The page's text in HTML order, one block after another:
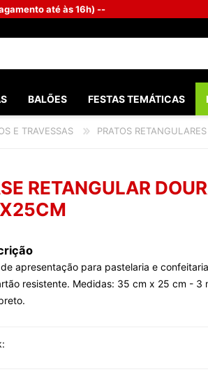
até às 16h) --
BALÕES FESTAS TEMÁTICAS
FESTA GLOW -
CHÁ DO BEBÉ
E TRAVESSAS PRATOS RETANGULARES
RETANGULAR
de apresentação para pastelaria e
resistente. Medidas: 35 cm x 25 cm - 3